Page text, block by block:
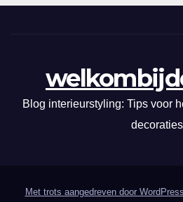
Blog interieurstyling: Tips voor
decoraties
Met trots aangedreven door WordPress